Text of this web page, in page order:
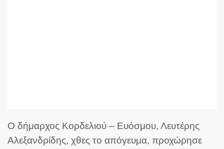
Ο δήμαρχος Κορδελιού – Ευόσμου, Λευτέρης
Αλεξανδρίδης, χθες το απόγευμα, προχώρησε